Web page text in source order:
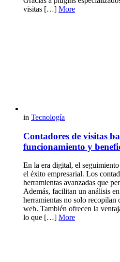
visitas […] More
in Tecnología
Contadores de visitas
funcionamiento y
En la era digital, el
el éxito empresarial. Los
herramientas avanzadas que
Además, facilitan un análisis
herramientas no solo recopilan
web. También ofrecen la
lo que […] More